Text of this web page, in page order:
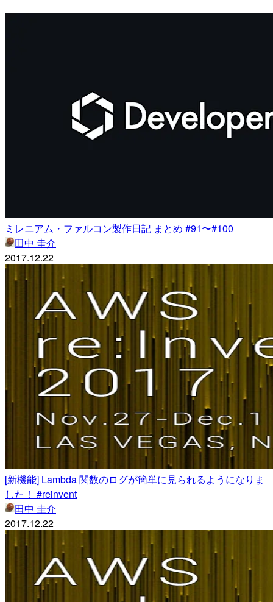
ミレニアム・ファルコン製作日記 まとめ #91〜#100
田中 圭介
2017.12.22
[新機能] Lambda 関数のログが簡単に見られるようになりま
した！ #reinvent
田中 圭介
2017.12.22